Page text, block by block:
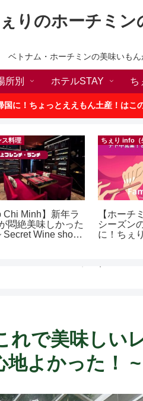
りのホーチミン
ベトナム・ホーチミンの美味いもん
所別 ホテルSTAY ち
国に！ちょっとええもん土産！はこ
ス料理
Chi Minh】新年ラ
悶絶美味しかった
Secret Wine shop
【ホーチ
シーズン
に！ちぇ
（テト前
れで美味しい
地よかった！